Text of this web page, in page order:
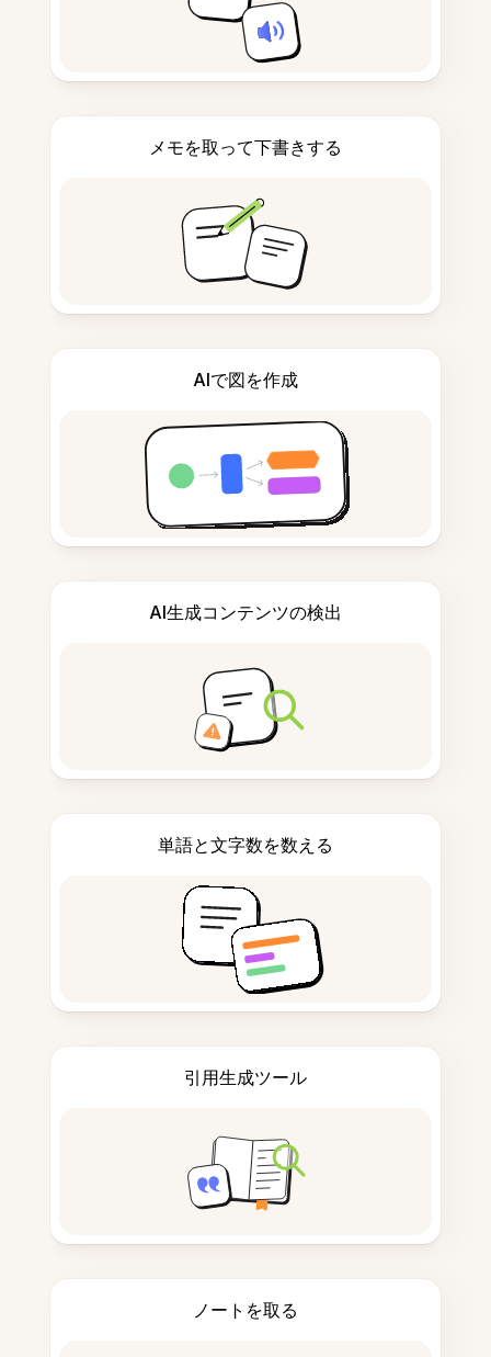
メモを取って下書きする
AIで図を作成
AI生成コンテンツの検出
単語と文字数を数える
引用生成ツール
ノートを取る